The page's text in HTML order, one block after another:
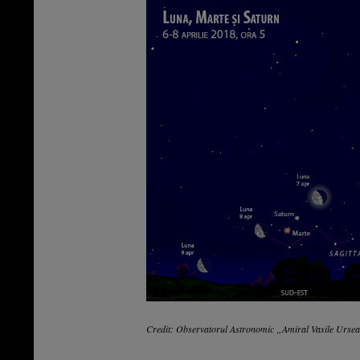
Credit: Observatorul Astronomic „Amiral Vasile